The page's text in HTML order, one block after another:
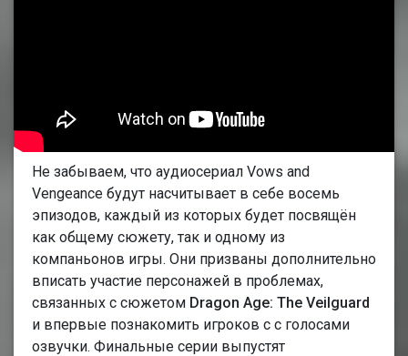
Не забываем, что аудиосериал Vows and
Vengeance будут насчитывает в себе восемь
эпизодов, каждый из которых будет посвящён
как общему сюжету, так и одному из
компаньонов игры. Они призваны дополнительно
вписать участие персонажей в проблемах,
связанных с сюжетом Dragon Age: The Veilguard
и впервые познакомить игроков с с голосами
озвучки. Финальные серии выпустят